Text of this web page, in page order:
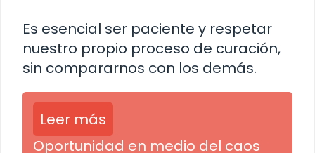
Es esencial ser paciente y respetar
nuestro propio proceso de curación,
sin compararnos con los demás.
Leer más
Oportunidad en medio del caos